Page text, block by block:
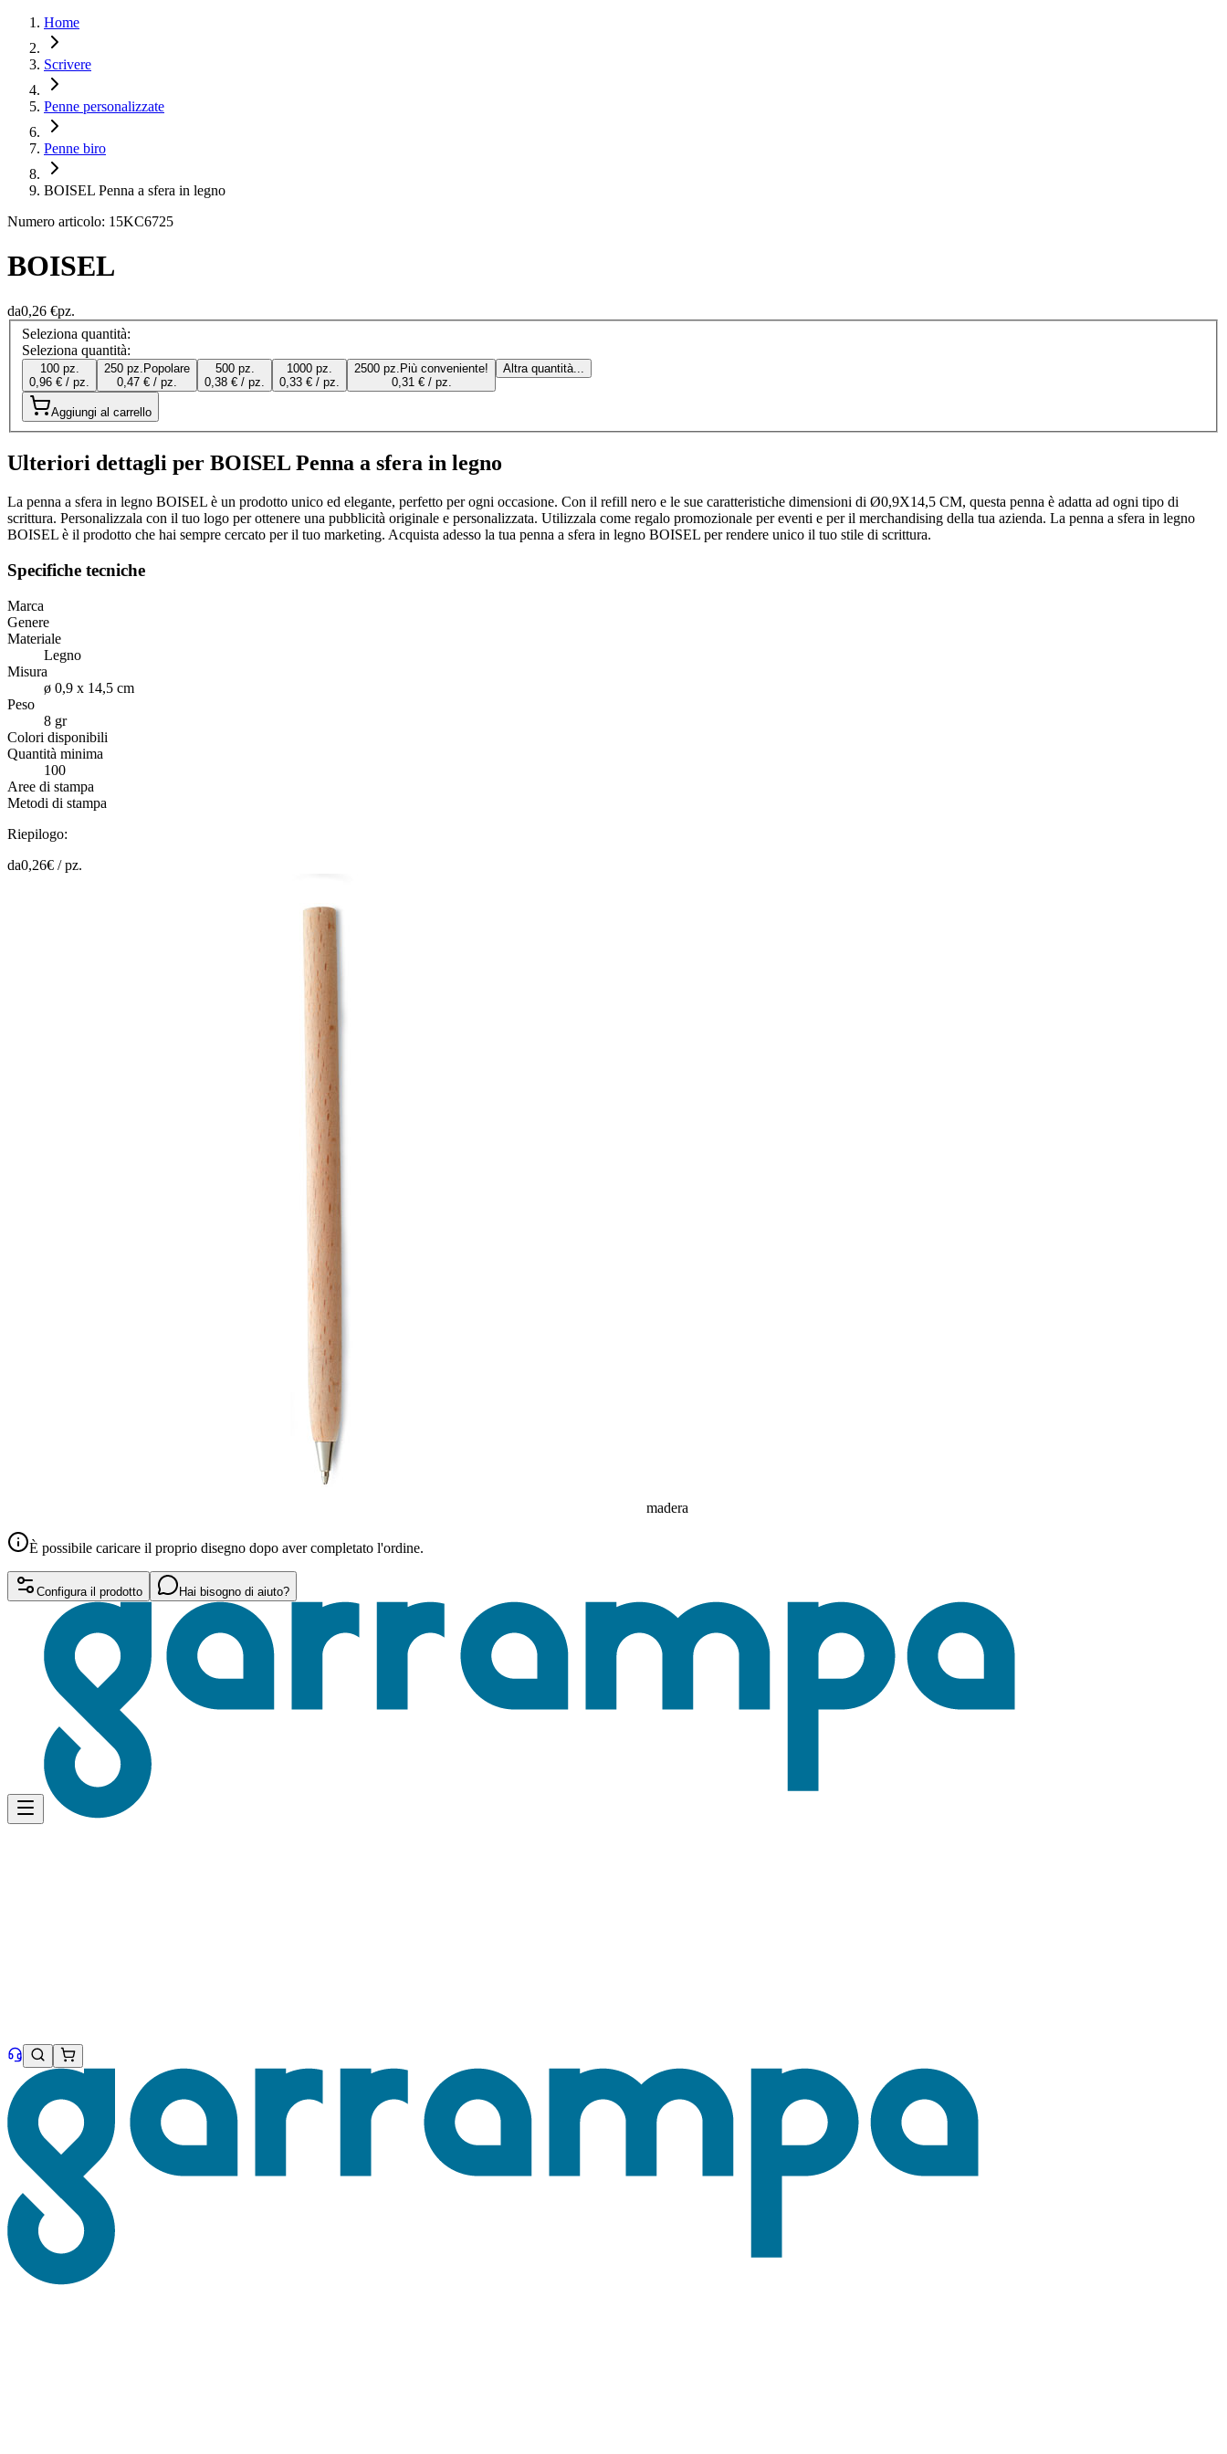
Home
Scrivere
Penne personalizzate
Penne biro
BOISEL Penna a sfera in legno
Numero articolo: 15KC6725
BOISEL
da0,26 €pz.
Seleziona quantità:
Seleziona quantità:
100 pz.
0,96 € / pz.
250 pz. Popolare
0,47 € / pz.
500 pz.
0,38 € / pz.
1000 pz.
0,33 € / pz.
2500 pz. Più conveniente!
0,31 € / pz.
Altra quantità...
Aggiungi al carrello
Ulteriori dettagli per BOISEL Penna a sfera in legno
La penna a sfera in legno BOISEL è un prodotto unico ed elegante, perfetto per ogni occasione. Con il refill nero e le sue caratteristiche dimensioni di Ø0,9X14,5 CM, questa penna è adatta ad ogni tipo di
scrittura. Personalizzala con il tuo logo per ottenere una pubblicità originale e personalizzata. Utilizzala come regalo promozionale per eventi e per il merchandising della tua azienda. La penna a sfera in legno
BOISEL è il prodotto che hai sempre cercato per il tuo marketing. Acquista adesso la tua penna a sfera in legno BOISEL per rendere unico il tuo stile di scrittura.
Specifiche tecniche
Marca
Genere
Materiale
Legno
Misura
ø 0,9 x 14,5 cm
Peso
8 gr
Colori disponibili
Quantità minima
100
Aree di stampa
Metodi di stampa
Riepilogo:
da0,26€ /pz.
madera
È possibile caricare il proprio disegno dopo aver completato l'ordine.
Configura il prodotto Hai bisogno di aiuto?